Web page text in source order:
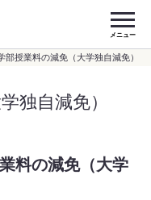
メニュー
部授業料の減免（大学独自減免）
独自減免）
料の減免（大学